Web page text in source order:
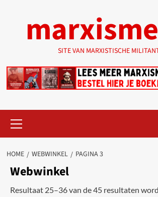
SITE VAN MARXISTISCHE
menu
HOME WEBWINKEL PAGINA 3
Webwinkel
Resultaat 25–36 van de 45 resultaten